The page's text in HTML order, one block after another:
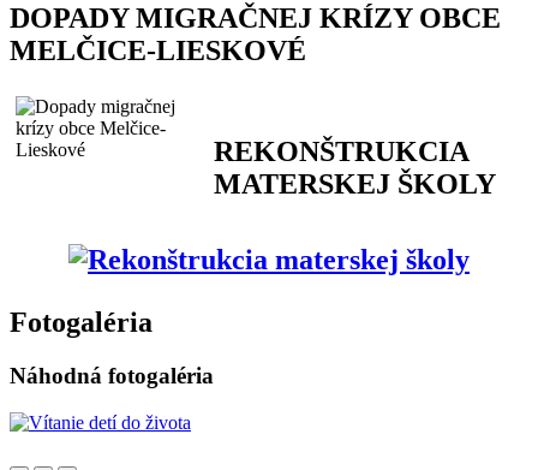
DOPADY MIGRAČNEJ KRÍZY OBCE
MELČICE-LIESKOVÉ
REKONŠTRUKCIA
MATERSKEJ ŠKOLY
Fotogaléria
Náhodná fotogaléria